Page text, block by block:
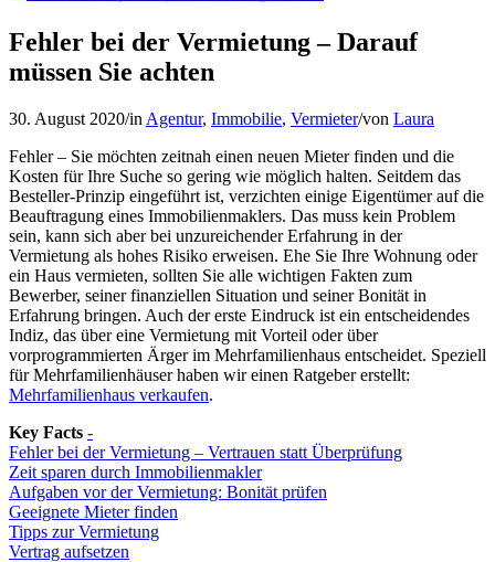
Fehler bei der Vermietung – Darauf
müssen Sie achten
30. August 2020/in Agentur, Immobilie, Vermieter/von Laura
Fehler – Sie möchten zeitnah einen neuen Mieter finden und die
Kosten für Ihre Suche so gering wie möglich halten. Seitdem das
Besteller-Prinzip eingeführt ist, verzichten einige Eigentümer auf die
Beauftragung eines Immobilienmaklers. Das muss kein Problem
sein, kann sich aber bei unzureichender Erfahrung in der
Vermietung als hohes Risiko erweisen. Ehe Sie Ihre Wohnung oder
ein Haus vermieten, sollten Sie alle wichtigen Fakten zum
Bewerber, seiner finanziellen Situation und seiner Bonität in
Erfahrung bringen. Auch der erste Eindruck ist ein entscheidendes
Indiz, das über eine Vermietung mit Vorteil oder über
vorprogrammierten Ärger im Mehrfamilienhaus entscheidet. Speziell
für Mehrfamilienhäuser haben wir einen Ratgeber erstellt:
Mehrfamilienhaus verkaufen.
Key Facts -
Fehler bei der Vermietung – Vertrauen statt Überprüfung
Zeit sparen durch Immobilienmakler
Aufgaben vor der Vermietung: Bonität prüfen
Geeignete Mieter finden
Tipps zur Vermietung
Vertrag aufsetzen